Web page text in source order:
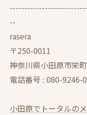
--
rasera
〒250-0011
神奈川県小田原市栄
電話番号 : 080-9246-
小田原でトータルの